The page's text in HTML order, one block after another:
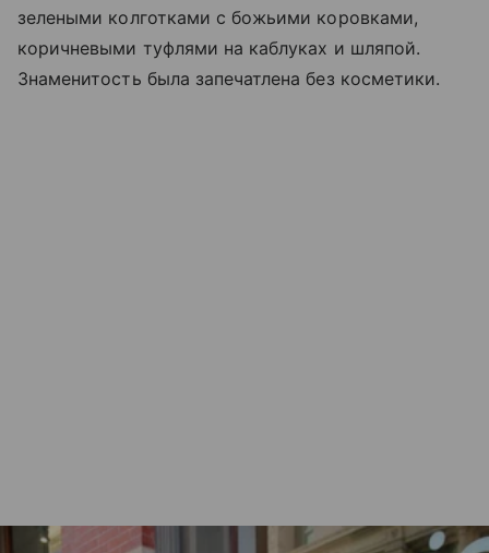
зелеными колготками с божьими коровками,
коричневыми туфлями на каблуках и шляпой.
Знаменитость была запечатлена без косметики.